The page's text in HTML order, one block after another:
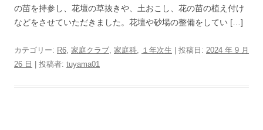
の苗を持参し、花壇の草抜きや、土おこし、花の苗の植え付け
などをさせていただきました。花壇や砂場の整備をしてい […]
カテゴリー: R6, 家庭クラブ, 家庭科, １年次生 | 投稿日: 2024 年 9 月
26 日
投稿者: tuyama01